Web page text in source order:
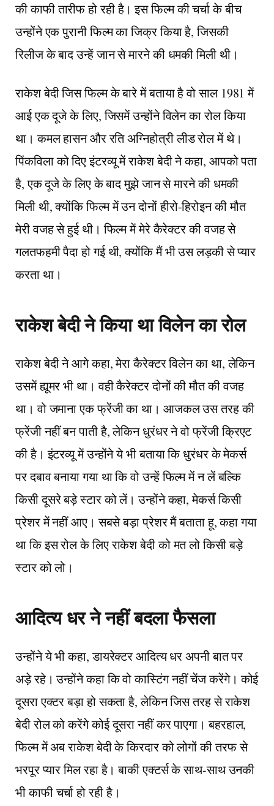
की काफी तारीफ हो रही है। इस फिल्म की चर्चा के बीच
उन्होंने एक पुरानी फिल्म का जिक्र किया है, जिसकी
रिलीज के बाद उन्हें जान से मारने की धमकी मिली थी।
राकेश बेदी जिस फिल्म के बारे में बताया है वो साल 1981 में
आई एक दूजे के लिए, जिसमें उन्होंने विलेन का रोल किया
था। कमल हासन और रति अग्निहोत्री लीड रोल में थे।
पिंकविला को दिए इंटरव्यू में राकेश बेदी ने कहा, आपको पता
है, एक दूजे के लिए के बाद मुझे जान से मारने की धमकी
मिली थी, क्योंकि फिल्म में उन दोनों हीरो-हिरोइन की मौत
मेरी वजह से हुई थी। फिल्म में मेरे कैरेक्टर की वजह से
गलतफहमी पैदा हो गई थी, क्योंकि मैं भी उस लड़की से प्यार
करता था।
राकेश बेदी ने किया था विलेन का रोल
राकेश बेदी ने आगे कहा, मेरा कैरेक्टर विलेन का था, लेकिन
उसमें ह्यूमर भी था। वही कैरेक्टर दोनों की मौत की वजह
था। वो जमाना एक फ्रेंजी का था। आजकल उस तरह की
फ्रेंजी नहीं बन पाती है, लेकिन धुरंधर ने वो फ्रेंजी क्रिएट
की है। इंटरव्यू में उन्होंने ये भी बताया कि धुरंधर के मेकर्स
पर दबाव बनाया गया था कि वो उन्हें फिल्म में न लें बल्कि
किसी दूसरे बड़े स्टार को लें। उन्होंने कहा, मेकर्स किसी
प्रेशर में नहीं आए। सबसे बड़ा प्रेशर मैं बताता हू, कहा गया
था कि इस रोल के लिए राकेश बेदी को मत लो किसी बड़े
स्टार को लो।
आदित्य धर ने नहीं बदला फैसला
उन्होंने ये भी कहा, डायरेक्टर आदित्य धर अपनी बात पर
अड़े रहे। उन्होंने कहा कि वो कास्टिंग नहीं चेंज करेंगे। कोई
दूसरा एक्टर बड़ा हो सकता है, लेकिन जिस तरह से राकेश
बेदी रोल को करेंगे कोई दूसरा नहीं कर पाएगा। बहरहाल,
फिल्म में अब राकेश बेदी के किरदार को लोगों की तरफ से
भरपूर प्यार मिल रहा है। बाकी एक्टर्स के साथ-साथ उनकी
भी काफी चर्चा हो रही है।